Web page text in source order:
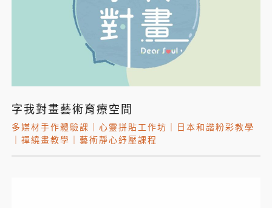
字我對畫藝術育療空間
多媒材手作體驗課 心靈拼貼工作坊
日本和諧粉彩教學
禪繞畫教學 藝術靜心紓壓課程